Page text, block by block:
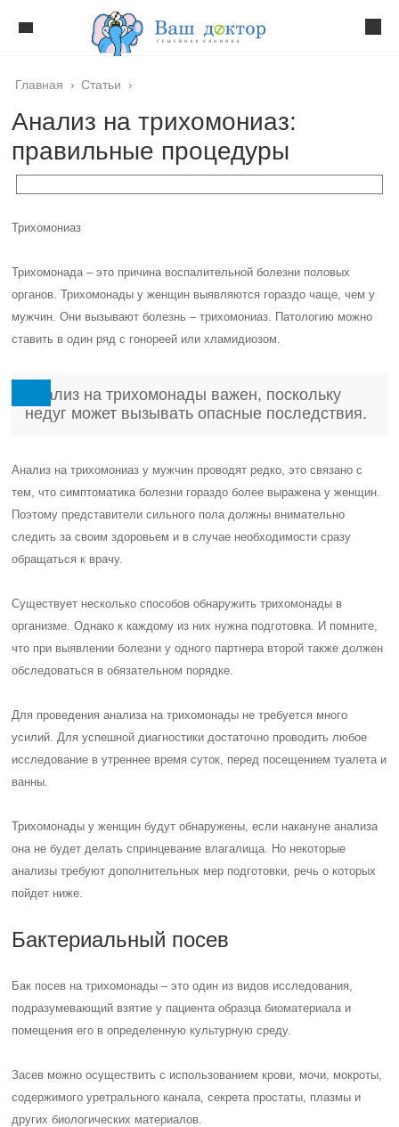
Главная › Статьи ›
Анализ на трихомониаз:
правильные процедуры
Трихомониаз
Трихомонада – это причина воспалительной болезни половых
органов. Трихомонады у женщин выявляются гораздо чаще, чем у
мужчин. Они вызывают болезнь – трихомониаз. Патологию можно
ставить в один ряд с гонореей или хламидиозом.
Анализ на трихомонады важен, поскольку
недуг может вызывать опасные последствия.
Анализ на трихомониаз у мужчин проводят редко, это связано с
тем, что симптоматика болезни гораздо более выражена у женщин.
Поэтому представители сильного пола должны внимательно
следить за своим здоровьем и в случае необходимости сразу
обращаться к врачу.
Существует несколько способов обнаружить трихомонады в
организме. Однако к каждому из них нужна подготовка. И помните,
что при выявлении болезни у одного партнера второй также должен
обследоваться в обязательном порядке.
Для проведения анализа на трихомонады не требуется много
усилий. Для успешной диагностики достаточно проводить любое
исследование в утреннее время суток, перед посещением туалета и
ванны.
Трихомонады у женщин будут обнаружены, если накануне анализа
она не будет делать спринцевание влагалища. Но некоторые
анализы требуют дополнительных мер подготовки, речь о которых
пойдет ниже.
Бактериальный посев
Бак посев на трихомонады – это один из видов исследования,
подразумевающий взятие у пациента образца биоматериала и
помещения его в определенную культурную среду.
Засев можно осуществить с использованием крови, мочи, мокроты,
содержимого уретрального канала, секрета простаты, плазмы и
других биологических материалов.